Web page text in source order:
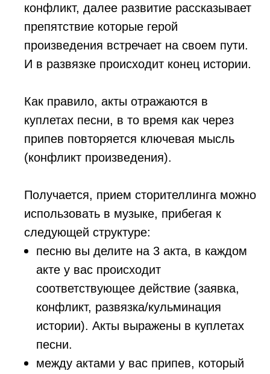
конфликт, далее развитие рассказывает
препятствие которые герой
произведения встречает на своем пути.
И в развязке происходит конец истории.
Как правило, акты отражаются в
куплетах песни, в то время как через
припев повторяется ключевая мысль
(конфликт произведения).
Получается, прием сторителлинга можно
использовать в музыке, прибегая к
следующей структуре:
песню вы делите на 3 акта, в каждом
акте у вас происходит
соответствующее действие (заявка,
конфликт, развязка/кульминация
истории). Акты выражены в куплетах
песни.
между актами у вас припев, который